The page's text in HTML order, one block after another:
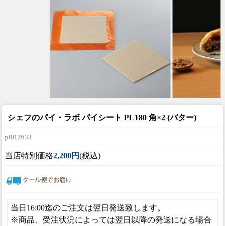
シェフのパイ・ラボ パイシート PL180 角×2 (バター)
pl012633
当店特別価格2,200円(税込)
当日16:00迄のご注文は翌日発送致します。
※商品、受注状況によっては翌日以降の発送になる場合